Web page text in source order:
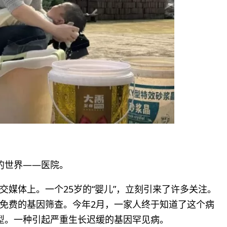
世界——医院。
体上。一个25岁的“婴儿”，立刻引来了许多关注。
费的基因筛查。今年2月，一家人终于知道了这个病
一种引起严重生长迟缓的基因罕见病。